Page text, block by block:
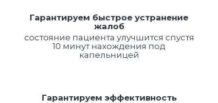
Гарантируем быстрое устранение
жалоб
состояние пациента улучшится спустя
10 минут нахождения под
капельницей
Гарантируем эффективность